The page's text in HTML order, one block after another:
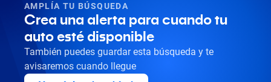
Busca por año
AMPLÍA TU BÚSQUEDA
Crea una alerta para cuando tu
auto esté disponible
También puedes guardar esta búsqueda y te
avisaremos cuando llegue